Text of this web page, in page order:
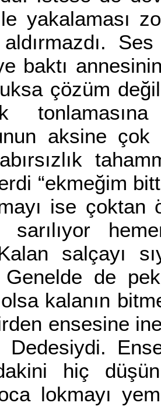
yakalaması
baktı
çözüm
aksine
“ekmeğim
ise çoktan
sarılıyor
salçayı
Genelde de
kalanın
ensesine
Dedesiydi.
hiç
lokmayı